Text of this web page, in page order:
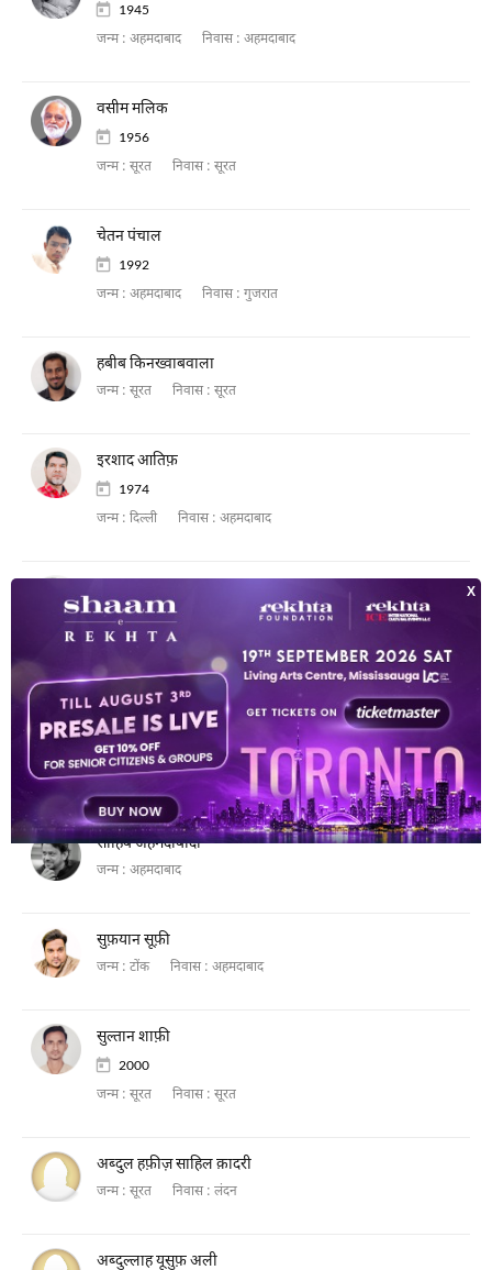
1945
जन्म : अहमदाबाद निवास : अहमदाबाद
वसीम मलिक
1956
जन्म : सूरत निवास : सूरत
चेतन पंचाल
1992
जन्म : अहमदाबाद निवास : गुजरात
हबीब किनख्वाबवाला
जन्म : सूरत निवास : सूरत
इरशाद आतिफ़
1974
जन्म : दिल्ली निवास : अहमदाबाद
1980
जन्म :झुन्झुनू अहमदाबाद
मुख़्तार आशिक़ी जौनपुरी
1929
जन्म :जौनपुर निवास : अहमदाबाद
साहिब अहमदाबादी
जन्म : अहमदाबाद
सुफ़यान सूफ़ी
जन्म : टोंक निवास : अहमदाबाद
सुल्तान शाफ़ी
2000
जन्म : सूरत निवास : सूरत
अब्दुल हफ़ीज़ साहिल क़ादरी
जन्म : सूरत निवास : लंदन
अब्दुल्लाह यूसुफ़ अली